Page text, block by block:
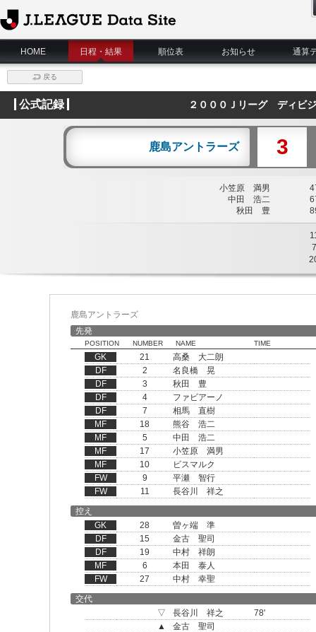
J.League Data Site
HOME
日程・結果 順位表 お知らせ 通算
戻る
公式記録 ２０００Ｊリーグ ディビ
鹿島アントラーズ 3
小笠原 満男
中田 浩二
秋田 豊
7
鹿島アントラーズ
先発
POSITION NUMBER NAME TIME
GK 21
高桑 大二朗
DF
2
名良橋 晃
DF
3
秋田 豊
DF
4
ファビアーノ
DF
7
相馬 直樹
MF
18
熊谷 浩二
MF
5
中田 浩二
MF
17
小笠原 満男
MF
10
ビスマルク
FW
9
平瀬 智行
FW
11
長谷川 祥之
控え
GK
28
曽ヶ端 準
DF
15
金古 聖司
DF
19
中村 祥朗
MF
6
本田 泰人
FW
27
中村 幸聖
交代
▽
長谷川 祥之
78'
▲
金古 聖司